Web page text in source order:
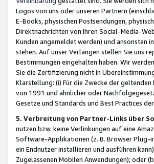
Logos von uns oder unseren Partnern
E-Books, physischen Postsendungen,
Direktnachrichten von Ihren Social-Media-
Kunden angemeldet werden) und ansonsten
stehen. Auf unser Verlangen stellen Sie uns
Bestimmungen eingehalten haben. Wir
Sie die Zertifizierung nicht in
Klarstellung: (i) Für die Zwecke der
von 1991 und ähnlicher oder
Gesetze und Standards und Best Practices
5. Verbreitung von Partner-Links über
nutzen bzw. keine Verlinkungen auf eine
Software-Applikationen (z. B. Browser Plug-
ein Endnutzer installieren und ausführen
Zugelassenen Mobilen Anwendungen); oder